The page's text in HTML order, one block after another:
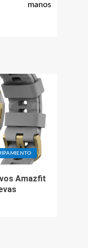
manos
Amazfit